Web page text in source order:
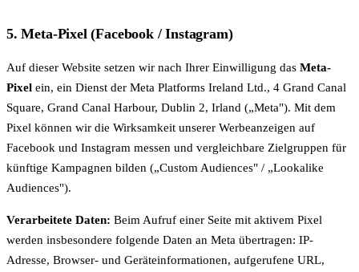
5. Meta-Pixel (Facebook / Instagram)
Auf dieser Website setzen wir nach Ihrer Einwilligung das Meta-
Pixel ein, ein Dienst der Meta Platforms Ireland Ltd., 4 Grand Canal
Square, Grand Canal Harbour, Dublin 2, Irland („Meta"). Mit dem
Pixel können wir die Wirksamkeit unserer Werbeanzeigen auf
Facebook und Instagram messen und vergleichbare Zielgruppen für
künftige Kampagnen bilden („Custom Audiences" / „Lookalike
Audiences").
Verarbeitete Daten: Beim Aufruf einer Seite mit aktivem Pixel
werden insbesondere folgende Daten an Meta übertragen: IP-
Adresse, Browser- und Geräteinformationen, aufgerufene URL,